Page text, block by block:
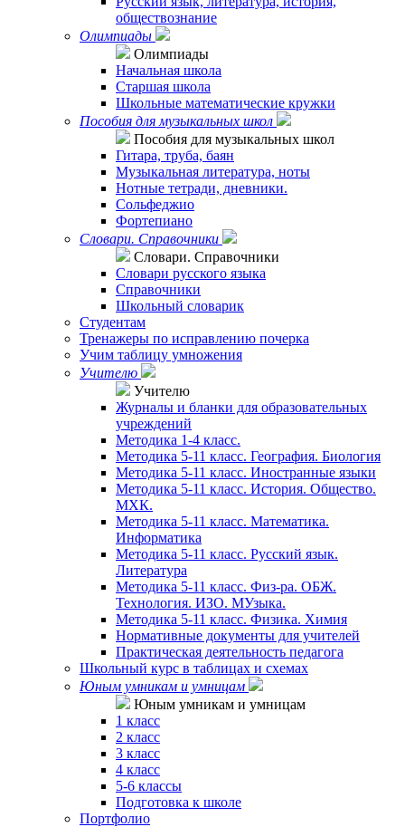
обществознание
Олимпиады
Олимпиады
Начальная школа
Старшая школа
Школьные математические кружки
Пособия для музыкальных школ
Пособия для музыкальных школ
Гитара, труба, баян
Музыкальная литература, ноты
Нотные тетради, дневники.
Сольфеджио
Фортепиано
Словари. Справочники
Словари. Справочники
Словари русского языка
Справочники
Школьный словарик
Студентам
Тренажеры по исправлению почерка
Учим таблицу умножения
Учителю
Учителю
Журналы и бланки для образовательных
учреждений
Методика 1-4 класс.
Методика 5-11 класс. География. Биология
Методика 5-11 класс. Иностранные языки
Методика 5-11 класс. История. Общество.
МХК.
Методика 5-11 класс. Математика.
Информатика
Методика 5-11 класс. Русский язык.
Литература
Методика 5-11 класс. Физ-ра. ОБЖ.
Технология. ИЗО. МУзыка.
Методика 5-11 класс. Физика. Химия
Нормативные документы для учителей
Практическая деятельность педагога
Школьный курс в таблицах и схемах
Юным умникам и умницам
Юным умникам и умницам
1 класс
2 класс
3 класс
4 класс
5-6 классы
Подготовка к школе
Портфолио